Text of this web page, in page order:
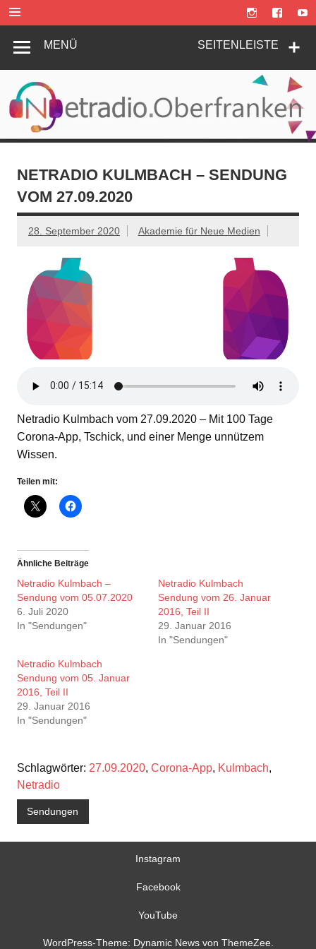
Inhalt
springen
SEITENLEISTE
MENÜ
NETRADIO KULMBACH – SENDUNG
VOM 27.09.2020
28. September 2020 Akademie für Neue Medien
Netradio Kulmbach vom 27.09.2020 – Mit 100 Tage
Corona-App, Tschick, und einer Menge unnützem
Wissen.
Teilen mit:
Ähnliche Beiträge
Netradio Kulmbach –
Sendung vom 05.07.2020
6. Juli 2020
In "Sendungen"
Netradio Kulmbach
Sendung vom 26. Januar
2016, Teil II
29. Januar 2016
In "Sendungen"
Netradio Kulmbach
Sendung vom 05. Januar
2016, Teil II
29. Januar 2016
In "Sendungen"
Schlagwörter: 27.09.2020, Corona-App, Kulmbach,
Netradio
Sendungen
Instagram
Facebook
YouTube
WordPress-Theme: Dynamic News von ThemeZee.